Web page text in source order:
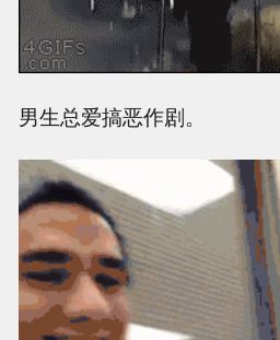
男生总爱搞恶作剧。